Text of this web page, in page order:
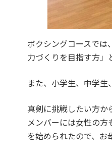
ボクシングコースでは
力づくりを目指す方」
また、小学生、中学生
真剣に挑戦したい方か
メンバーには女性の
を始められたので、お